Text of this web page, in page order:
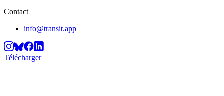
Contact
info@transit.app
Télécharger